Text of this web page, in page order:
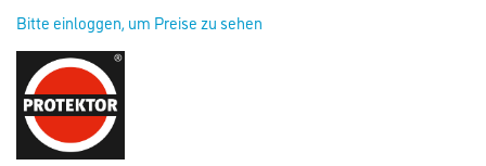
Bitte einloggen, um Preise zu sehen